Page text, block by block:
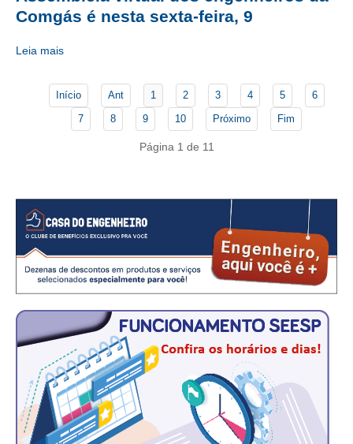
APOSENTADORIA
PLANO DE SAÚDE
SEESPPREV
COMUNICAÇÃO
PALAVRA DO MURILO
CONTEÚDO ESPECIAL
JORNAL DO ENGENHEIRO
AGENDA
SEESP NOTÍCIAS
Comgás é nesta sexta-feira, 9
Leia mais
Início Ant 1 2 3 4 5
6
7
8 9 10 Próximo Fim
Página 1 de 11